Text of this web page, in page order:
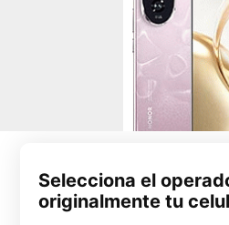
Selecciona el
originalmente tu